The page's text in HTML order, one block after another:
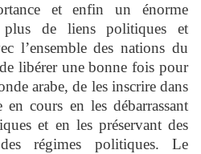
et enfin un énorme
de liens politiques et
l’ensemble des nations du
libérer une bonne fois pour
arabe, de les inscrire dans
cours en les débarrassant
et en les préservant des
régimes politiques. Le